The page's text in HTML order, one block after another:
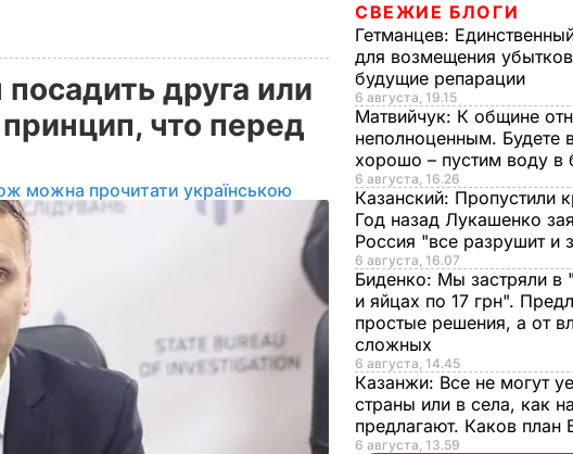
друга или
что перед
можна прочитати українською
СВЕЖИЕ БЛОГИ
Гетманцев:
для возмещения
будущие репарации
6 августа, 19.15
Матвийчук: К общине
неполноценным. Будете
хорошо – пустим воду в
6 августа, 16.26
Казанский: Пропустили
Год назад Лукашенко
Россия "все разрушит и
6 августа, 16.07
Биденко: Мы застряли в
и яйцах по 17 грн".
простые решения, а от
сложных
6 августа, 14.45
Казанжи: Все не могут
страны или в села, как
предлагают. Каков план
6 августа, 13.59